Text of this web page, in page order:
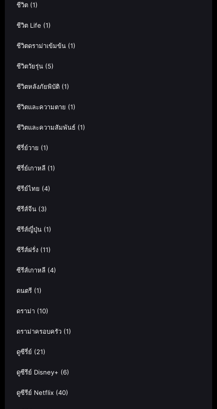
ชีวิต (1)
ชีวิต Life (1)
ชีวิตดราม่าเข้มข้น (1)
ชีวิตวัยรุ่น (5)
ชีวิตหลังภัยพิบัติ (1)
ชีวิตและความตาย (1)
ชีวิตและความสัมพันธ์ (1)
ซีรี่ย์วาย (1)
ซีรี่ย์เกาหลี (1)
ซีรีย์ไทย (4)
ซีรีส์จีน (3)
ซีรีส์ญี่ปุ่น (1)
ซีรีส์ฝรั่ง (11)
ซีรีส์เกาหลี (4)
ดนตรี (1)
ดราม่า (10)
ดราม่าครอบครัว (1)
ดูซีรี่ย์ (21)
ดูซีรีย์ Disney+ (6)
ดูซีรีย์ Netflix (40)